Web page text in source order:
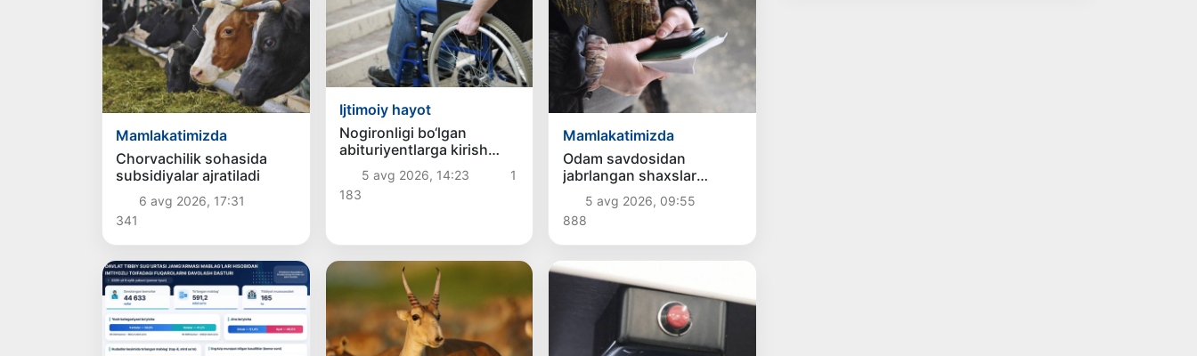
Mamlakatimizda
Chorvachilik sohasida
subsidiyalar ajratiladi
6 avg 2026, 17:31
341
Ijtimoiy hayot
Nogironligi bo‘lgan
abituriyentlarga kirish
imtihonlarida qo‘shimcha
vaqt beriladi
5 avg 2026, 14:23
1
183
Mamlakatimizda
Odam savdosidan
jabrlangan shaxslar
ijtimoiy xizmatlar bilan
qamrab olinadi
5 avg 2026, 09:55
888